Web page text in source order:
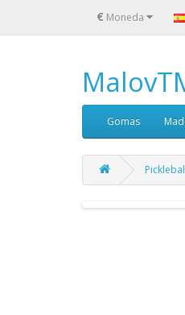
€ Moneda
Gomas